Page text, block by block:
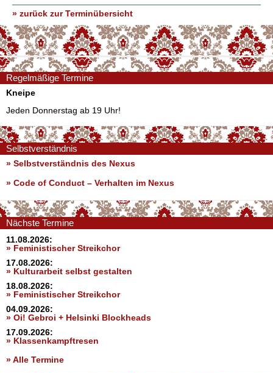
» zurück zur Terminübersicht
Regelmäßige Termine
Kneipe
Jeden Donnerstag ab 19 Uhr!
Selbstverständnis
» Selbstverständnis des Nexus
» Code of Conduct – Verhalten im Nexus
Nächste Termine
11.08.2026:
» Feministischer Streikchor
17.08.2026:
» Kulturarbeit selbst gestalten
18.08.2026:
» Feministischer Streikchor
04.09.2026:
» Oi! Gebroi + Helsinki Blockheads
17.09.2026:
» Klassenkampftresen
» Alle Termine